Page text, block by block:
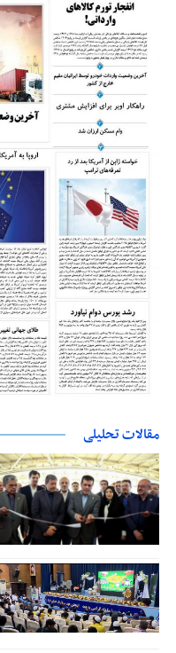
مقالات تحلیلی